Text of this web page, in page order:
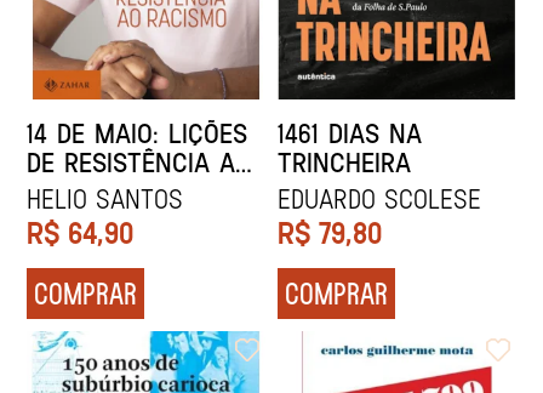
14 DE MAIO: LIÇÕES
DE RESISTÊNCIA AO
RACISMO
HELIO SANTOS
R$ 64,90
COMPRAR
1461 DIAS NA
TRINCHEIRA
EDUARDO SCOLESE
R$ 79,80
COMPRAR